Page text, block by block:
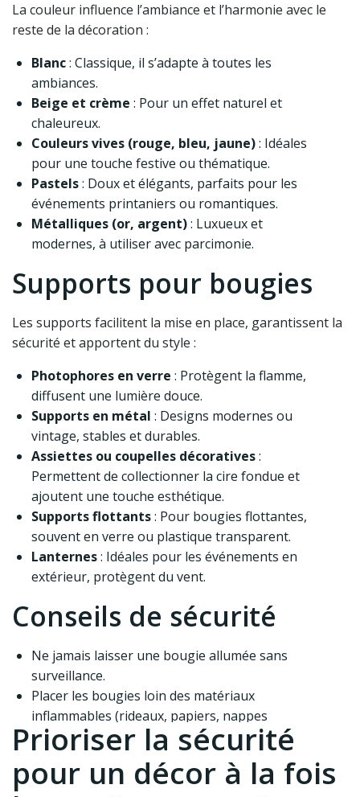
La couleur influence l’ambiance et l’harmonie avec le
reste de la décoration :
Blanc: Classique, il s’adapte à toutes les
ambiances.
Beige et crème : Pour un effet naturel et
chaleureux.
Couleurs vives (rouge, bleu, jaune): Idéales
pour une touche festive ou thématique.
Pastels: Doux et élégants, parfaits pour les
événements printaniers ou romantiques.
Métalliques (or, argent): Luxueux et
modernes, à utiliser avec parcimonie.
Supports pour bougies
Les supports facilitent la mise en place, garantissent la
sécurité et apportent du style :
Photophores en verre : Protègent la flamme,
diffusent une lumière douce.
Supports en métal : Designs modernes ou
vintage, stables et durables.
Assiettes ou coupelles décoratives:
Permettent de collectionner la cire fondue et
ajoutent une touche esthétique.
Supports flottants: Pour bougies flottantes,
souvent en verre ou plastique transparent.
Lanternes: Idéales pour les événements en
extérieur, protègent du vent.
Conseils de sécurité
Ne jamais laisser une bougie allumée sans
surveillance.
Placer les bougies loin des matériaux
inflammables (rideaux, papiers, nappes
synthétiques).
Utiliser des supports stables et adaptés pour
éviter les renversements.
Prioriser la sécurité
pour un décor à la fois